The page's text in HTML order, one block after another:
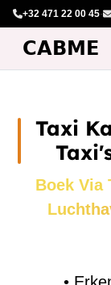
+32 471 22 00 45·
Taxi
Boek Via